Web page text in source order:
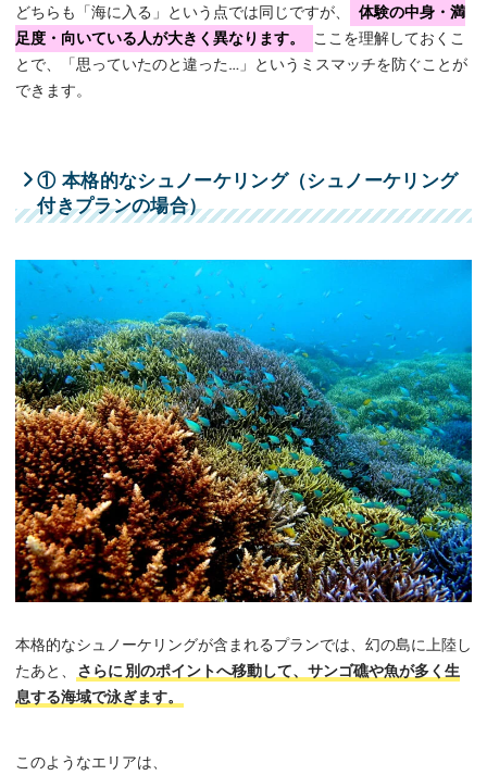
どちらも「海に入る」という点では同じですが、
体験の中身・満
足度・向いている人が大きく異なります。
ここを理解しておくこ
とで、「思っていたのと違った…」というミスマッチを防ぐことが
できます。
① 本格的なシュノーケリング（シュノーケリング
付きプランの場合）
本格的なシュノーケリングが含まれるプランでは、幻の島に上陸し
たあと、
さらに別のポイントへ移動して、サンゴ礁や魚が多く生
息する海域で泳ぎます。
このようなエリアは、